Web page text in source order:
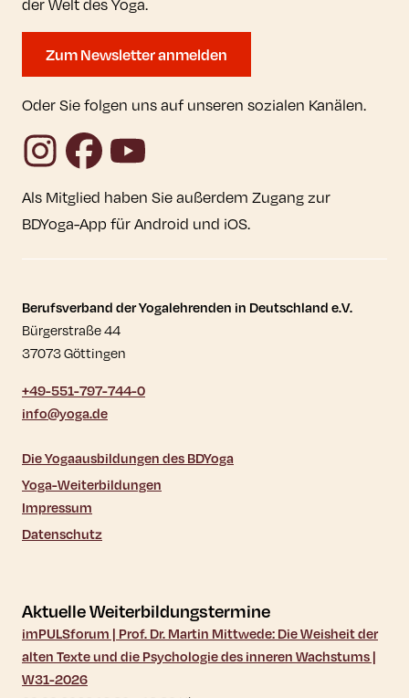
Zum Newsletter anmelden
Oder Sie folgen uns auf unseren sozialen Kanälen.
InstagramFacebookYouTube
Als Mitglied haben Sie außerdem Zugang zur
BDYoga-App für Android und iOS.
Kontaktdaten und weitere Links
Berufsverband der Yogalehrenden in Deutschland e.V.
Bürgerstraße 44
37073 Göttingen
+49-551-797-744-0
info@yoga.de
Die Yogaausbildungen des BDYoga
Yoga-Weiterbildungen
Impressum
Datenschutz
Aktuelle Weiterbildungstermine
imPULSforum | Prof. Dr. Martin Mittwede: Die Weisheit der
alten Texte und die Psychologie des inneren Wachstums |
W31-2026